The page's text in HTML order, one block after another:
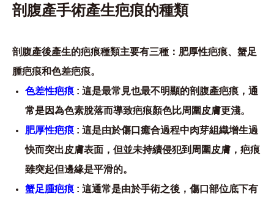
剖腹產手術產生疤痕的種類
剖腹產後產生的疤痕種類主要有三種：肥厚性疤痕、蟹足
腫疤痕和色差疤痕。
色差性疤痕 : 這是最常見也最不明顯的剖腹產疤痕，通
常是因為色素脫落而導致疤痕顏色比周圍皮膚更淺。
肥厚性疤痕 : 這是由於傷口癒合過程中肉芽組織增生過
快而突出皮膚表面，但並未持續侵犯到周圍皮膚，疤痕
雖突起但邊緣是平滑的。
蟹足腫疤痕 : 這通常是由於手術之後，傷口部位底下有